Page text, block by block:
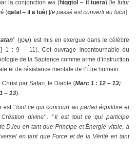
la conjonction wa (hiqqtol – il tuera) [le futur
(qatal – il a tué) [le passé est converti au futur].
’’ (שָׂטָן) est mis en exergue dans le célèbre
] 1 : 9 – 11). Cet ouvrage incontournable du
de la Sapience comme arme d’instruction
et de résistance mentale de l’Être humain.
Christ par Satan, le Diable (Marc 1 : 12 – 13;
– 13).
‘‘tout ce qui concourt au parfait équilibre et
divine’’. ‘‘Il est tout ce qui participe
D.ieu en tant que Principe et Énergie vitale, à
en tant que Force et de la Vérité en tant